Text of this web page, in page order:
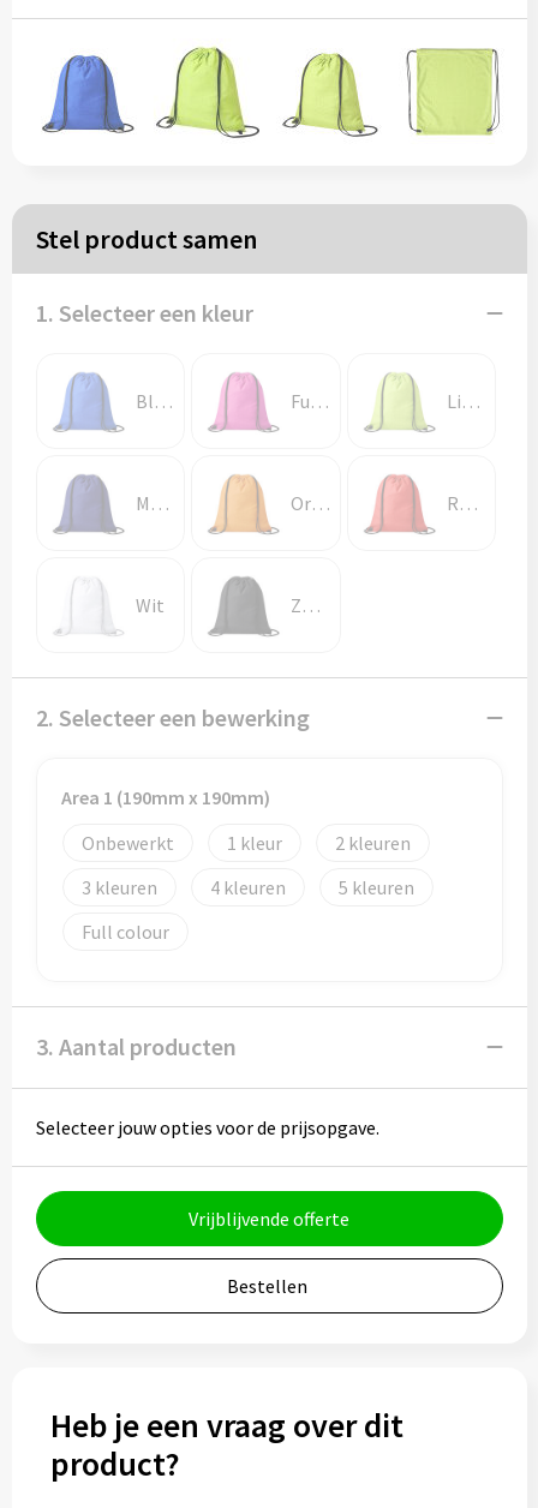
Reistassen
Schoudertassen
Schrijf & papierwaren
Balpennen
Markeerstiften
Merken
Zelfklevende memo's
Notablokken
Eten & drinken
Drinkbekers
Drinkflessen
Thermosflessen
Glazen
Stel product samen
1. Selecteer een kleur
Blauw Fuchsia Lichtgroen
Marine blauw Oranje Rood
Wit Zwart
2. Selecteer een bewerking
Area 1 (190mm x 190mm)
Onbewerkt
1
2
3
4
5
Full colour
3. Aantal producten
Selecteer jouw opties voor de prijsopgave.
Vrijblijvende offerte
Bestellen
Heb je een vraag over dit
product?